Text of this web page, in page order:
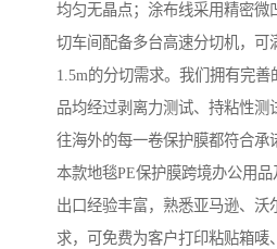
均匀无晶点；涂布线采用精密微
切车间配备多台高速分切机，可
1.5m的分切需求。我们拥有完
品均经过剥离力测试、持粘性测
往海外的每一卷保护膜都符合承
本款地毯PE保护膜跨境办公用品
出口经验丰富，熟悉亚马逊、沃
求，可免费为客户打印粘贴箱唛